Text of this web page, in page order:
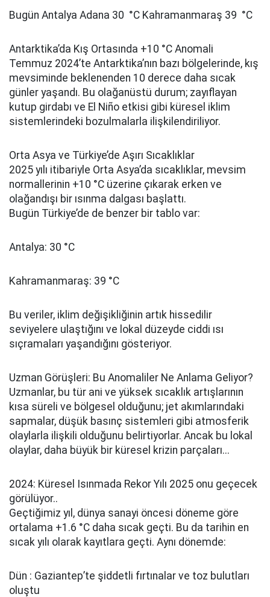
Bugün Antalya Adana 30 °C Kahramanmaraş 39 °C
Antarktika’da Kış Ortasında +10 °C Anomali
Temmuz 2024’te Antarktika’nın bazı bölgelerinde, kış
mevsiminde beklenenden 10 derece daha sıcak
günler yaşandı. Bu olağanüstü durum; zayıflayan
kutup girdabı ve El Niño etkisi gibi küresel iklim
sistemlerindeki bozulmalarla ilişkilendiriliyor.
Orta Asya ve Türkiye’de Aşırı Sıcaklıklar
2025 yılı itibariyle Orta Asya’da sıcaklıklar, mevsim
normallerinin +10 °C üzerine çıkarak erken ve
olağandışı bir ısınma dalgası başlattı.
Bugün Türkiye’de de benzer bir tablo var:
Antalya: 30 °C
Kahramanmaraş: 39 °C
Bu veriler, iklim değişikliğinin artık hissedilir
seviyelere ulaştığını ve lokal düzeyde ciddi ısı
sıçramaları yaşandığını gösteriyor.
Uzman Görüşleri: Bu Anomaliler Ne Anlama Geliyor?
Uzmanlar, bu tür ani ve yüksek sıcaklık artışlarının
kısa süreli ve bölgesel olduğunu; jet akımlarındaki
sapmalar, düşük basınç sistemleri gibi atmosferik
olaylarla ilişkili olduğunu belirtiyorlar. Ancak bu lokal
olaylar, daha büyük bir küresel krizin parçaları...
2024: Küresel Isınmada Rekor Yılı 2025 onu geçecek
görülüyor..
Geçtiğimiz yıl, dünya sanayi öncesi döneme göre
ortalama +1.6 °C daha sıcak geçti. Bu da tarihin en
sıcak yılı olarak kayıtlara geçti. Aynı dönemde:
Dün : Gaziantep’te şiddetli fırtınalar ve toz bulutları
oluştu